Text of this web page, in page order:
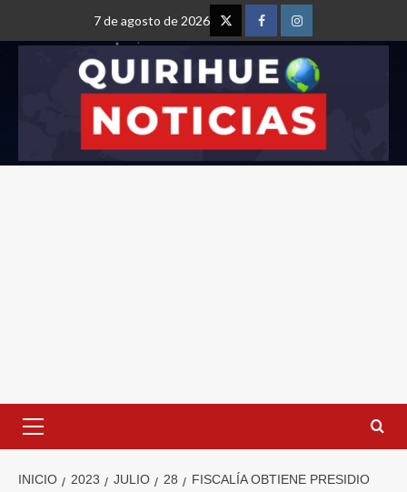
7 de agosto de 2026
INICIO 2023 JULIO 28
FISCALÍA OBTIENE PRESIDIO